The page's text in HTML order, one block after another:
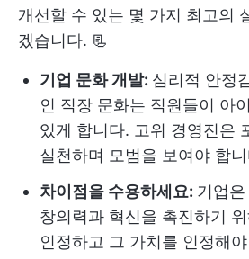
개선할 수 있는 몇 가지 최고의
겠습니다. 📃
기업 문화 개발: 심리적 안정
인 직장 문화는 직원들이 아
있게 합니다. 고위 경영진은
실천하며 모범을 보여야 합
차이점을 수용하세요: 기업
창의력과 혁신을 촉진하기
인정하고 그 가치를 인정해